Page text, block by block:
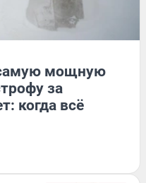
мощную
за
когда всё